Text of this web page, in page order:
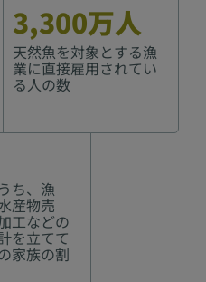
3,300万人
天然魚を対象とする漁
業に直接雇用されてい
る人の数
ち、漁
産物売
工などの
を立てて
家族の割